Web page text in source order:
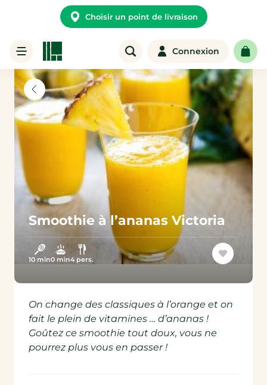
Choisir un point de livraison
Connexion
Smoothie à l’ananas Victoria
10 min0 min4 pers.
On change des classiques à l’orange et on
fait le plein de vitamines … d’ananas !
Goûtez ce smoothie tout doux, vous ne
pourrez plus vous en passer !